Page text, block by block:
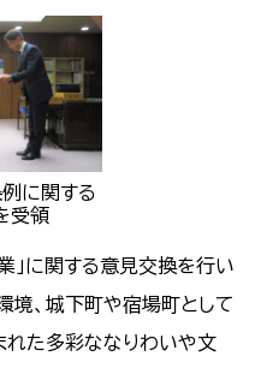
に関する
受領
」に関する意見交換を行い
境、城下町や宿場町として
れた多彩ななりわいや文